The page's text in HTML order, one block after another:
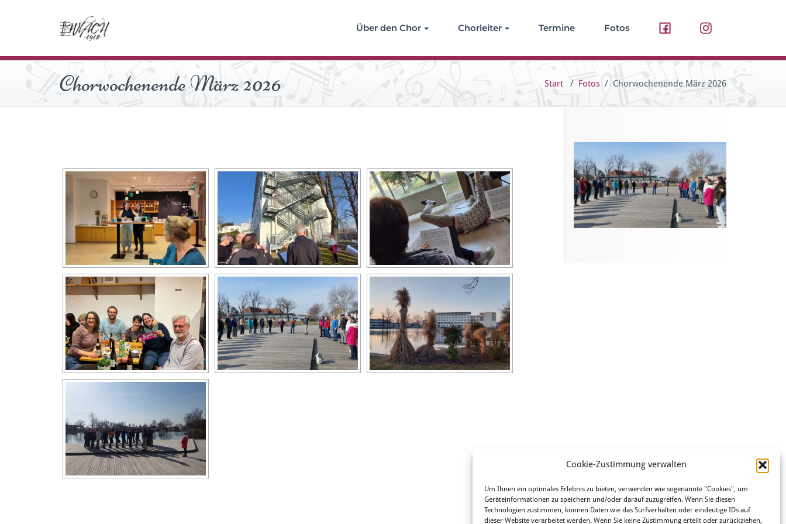
Cookie-Zustimmung verwalten
Um Ihnen ein optimales Erlebnis zu bieten, verwenden wie sogenannte "Cookies", um
Geräteinformationen zu speichern und/oder darauf zuzugreifen. Wenn Sie diesen
Technologien zustimmen, können Daten wie das Surfverhalten oder eindeutige IDs auf
dieser Website verarbeitet werden. Wenn Sie keine Zustimmung erteilt oder zurückziehen,
Über den Chor Chorleiter Termine Fotos
Chorwochenende März 2026 Start / Fotos / Chorwochenende März 2026